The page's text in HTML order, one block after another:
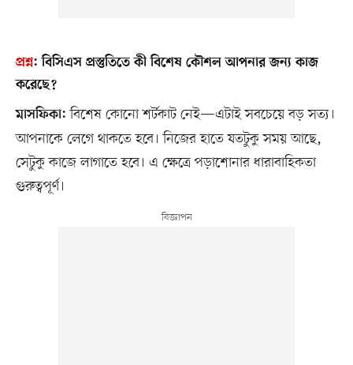
প্রশ্ন:বিসিএস প্রস্তুতিতে কী বিশেষ কৌশল আপনার জন্য কাজ
করেছে?
মাসফিকা: বিশেষ কোনো শর্টকাট নেই—এটাই সবচেয়ে বড় সত্য।
আপনাকে লেগে থাকতে হবে। নিজের হাতে যতটুকু সময় আছে,
সেটুকু কাজে লাগাতে হবে। এ ক্ষেত্রে পড়াশোনার ধারাবাহিকতা
গুরুত্বপূর্ণ।